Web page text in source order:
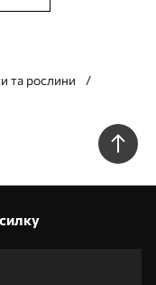
та рослини